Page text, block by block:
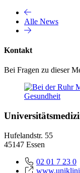
Alle News
Kontakt
Bei Fragen zu dieser
Hufelandstr. 55
45147 Essen
02 01 7 23 0